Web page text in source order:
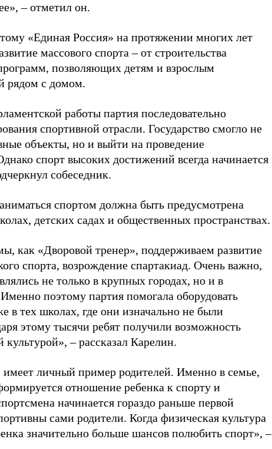
– отметил он.
«Единая Россия» на протяжении многих лет
массового спорта – от строительства
позволяющих детям и взрослым
рядом с домом.
работы партия последовательно
спортивной отрасли. Государство смогло не
объекты, но и выйти на проведение
спорт высоких достижений всегда начинается
собеседник.
спортом должна быть предусмотрена
детских садах и общественных пространствах.
как «Дворовой тренер», поддерживаем развитие
спорта, возрождение спартакиад. Очень важно,
не только в крупных городах, но и в
поэтому партия помогала оборудовать
в тех школах, где они изначально не были
этому тысячи ребят получили возможность
культурой», – рассказал Карелин.
личный пример родителей. Именно в семье,
отношение ребенка к спорту и
начинается гораздо раньше первой
сами родители. Когда физическая культура
значительно больше шансов полюбить спорт», –